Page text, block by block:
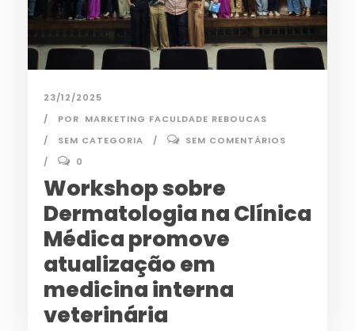
23/12/2025
POR MARKETING FACULDADE REBOUCAS
SEM CATEGORIA
SEM COMENTÁRIOS
0
Workshop sobre
Dermatologia na Clínica
Médica promove
atualização em
medicina interna
veterinária